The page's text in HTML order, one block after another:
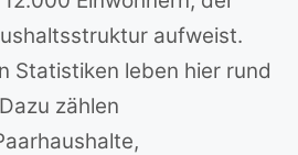
aufweist.
Statistiken leben hier rund
zählen